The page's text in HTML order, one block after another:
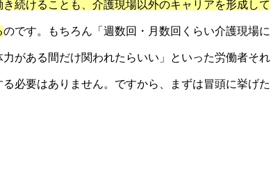
続けることも、介護現場以外のキャリアを形成して
のです。もちろん「週数回・月数回くらい介護現場に
がある間だけ関われたらいい」といった労働者それ
必要はありません。ですから、まずは冒頭に挙げた